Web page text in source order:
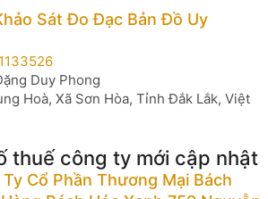
Sát Đo Đạc Bản Đồ Uy
Duy Phong
Hoà, Xã Sơn Hòa, Tỉnh Đắk Lắk, Việt
thuế công ty mới cập nhật
Cổ Phần Thương Mại Bách